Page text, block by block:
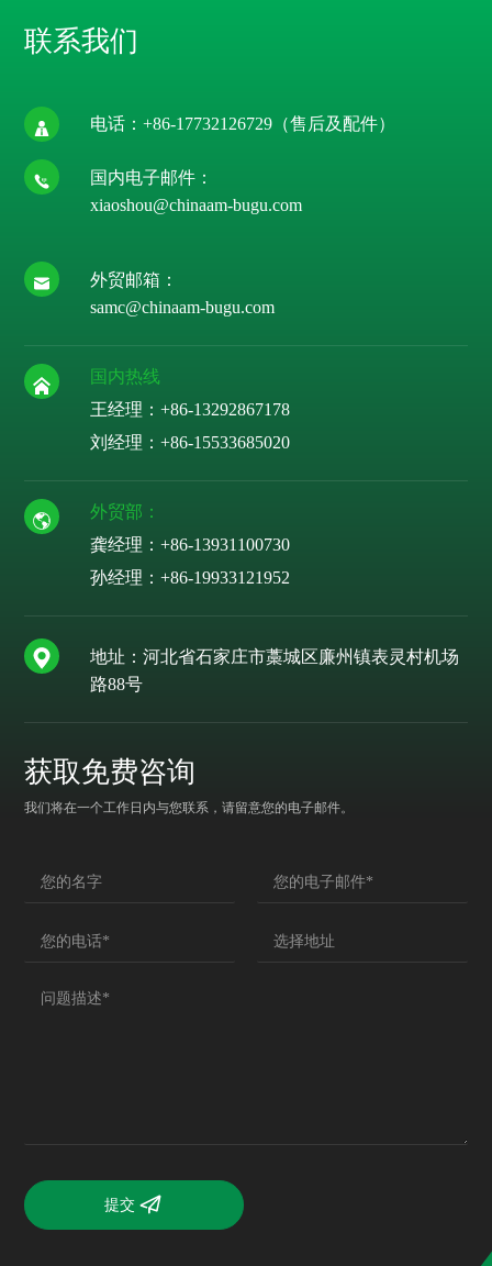
联系我们
电话：+86-17732126729 （售后及配件）
国内电子邮件：
xiaoshou@chinaam-bugu.com
外贸邮箱：
samc@chinaam-bugu.com
国内热线
王经理：+86-13292867178
刘经理：+86-15533685020
外贸部：
龚经理：+86-13931100730
孙经理：+86-19933121952
地址：河北省石家庄市藁城区廉州镇表灵村机场
路88号
获取免费咨询
我们将在一个工作日内与您联系，请留意您的电子邮件。
提交